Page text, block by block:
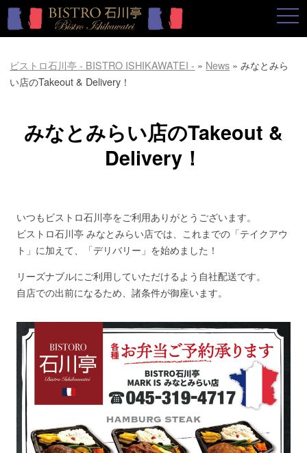
ビストロ石川亭 - BISTRO ISHIKAWATEI - » News »みなとみら
い店のTakeout & Delivery！
みなとみらい店のTakeout &
Delivery！
いつもビストロ石川亭をご利用ありがとうございます。
ビストロ石川亭 みなとみらい店では、これまでの「テイクアウ
ト」に加えて、「デリバリー」を始めました！
リーズナブルにご利用していただけるよう自社配送です。
自店での出前になるため、諸条件が御座います。